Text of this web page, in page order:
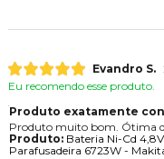
Evandro S.
Eu recomendo esse produto.
Produto exatamente
Produto muito bom. Ótima
Produto:Bateria Ni-Cd
Parafusadeira 6723W -